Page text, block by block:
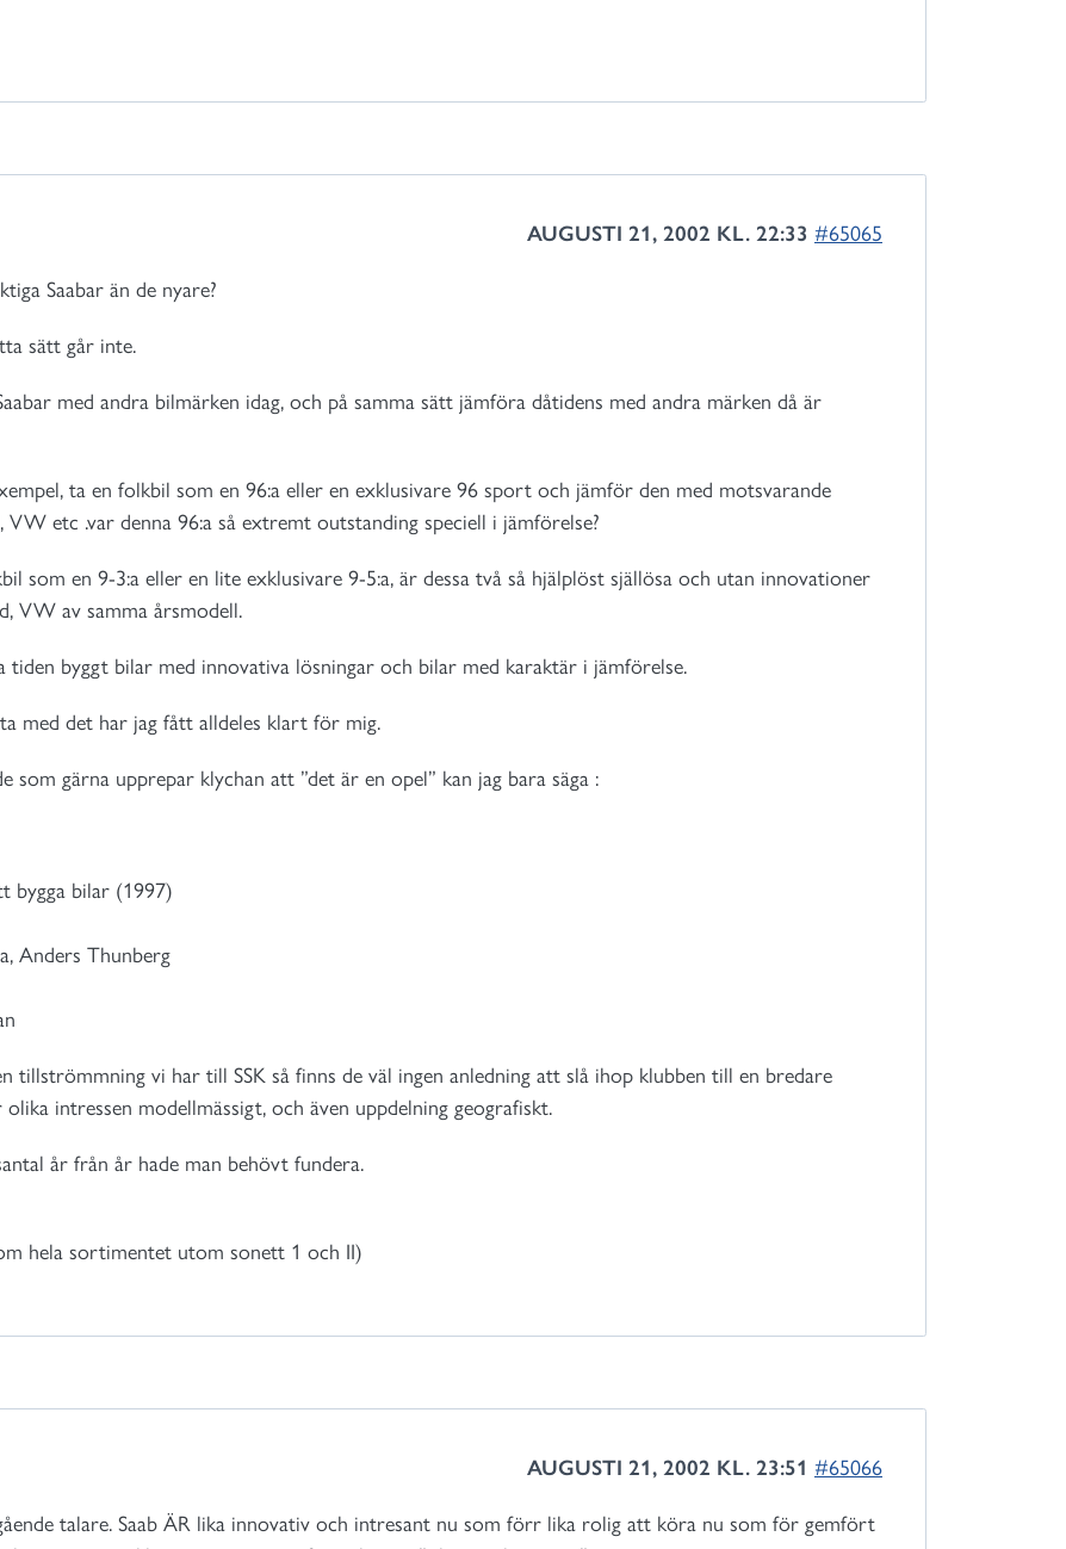
AUGUSTI 21, 2002 KL. 22:33 #65065
Saabar än de nyare?
sätt går inte.
med andra bilmärken idag, och på samma sätt jämföra dåtidens med andra märken då är
ta en folkbil som en 96:a eller en exklusivare 96 sport och jämför den med motsvarande
etc .var denna 96:a så extremt outstanding speciell i jämförelse?
som en 9-3:a eller en lite exklusivare 9-5:a, är dessa två så hjälplöst själlösa och utan innovationer
VW av samma årsmodell.
tiden byggt bilar med innovativa lösningar och bilar med karaktär i jämförelse.
med det har jag fått alldeles klart för mig.
som gärna upprepar klychan att ”det är en opel” kan jag bara säga :
bygga bilar (1997)
Anders Thunberg
tillströmmning vi har till SSK så finns de väl ingen anledning att slå ihop klubben till en bredare
intressen modellmässigt, och även uppdelning geografiskt.
år från år hade man behövt fundera.
hela sortimentet utom sonett 1 och II)
AUGUSTI 21, 2002 KL. 23:51 #65066
talare. Saab ÄR lika innovativ och intresant nu som förr lika rolig att köra nu som för gemfört